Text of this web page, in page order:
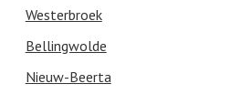
Westerbroek
Bellingwolde
Nieuw-Beerta